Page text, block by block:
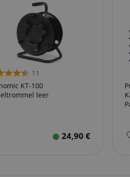
11
KT-100
leer
24,90 €